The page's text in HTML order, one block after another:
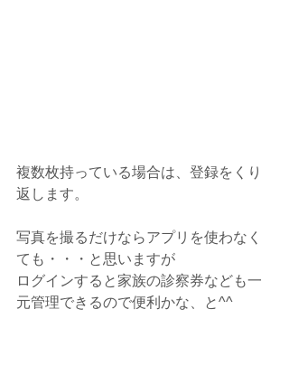
複数枚持っている場合は、登録をくり
返します。
写真を撮るだけならアプリを使わなく
ても・・・と思いますが
ログインすると家族の診察券なども一
元管理できるので便利かな、と^^